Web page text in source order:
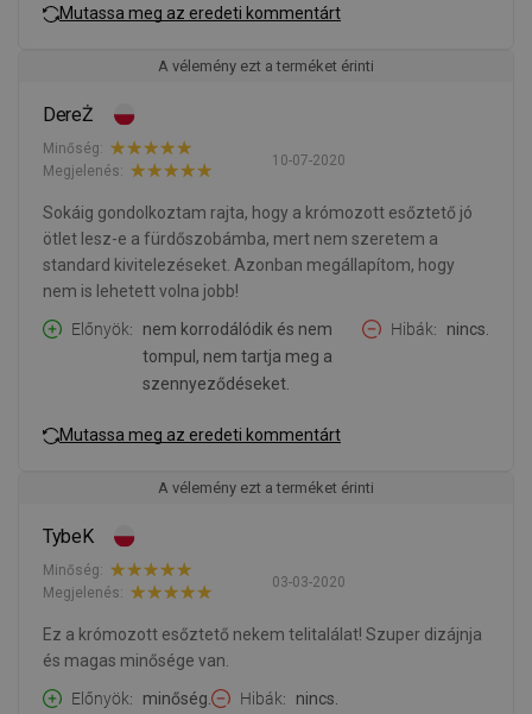
Mutassa meg az eredeti kommentárt
A vélemény ezt a terméket érinti
DereŻ
10-07-2020
Minőség:
Megjelenés:
Sokáig gondolkoztam rajta, hogy a krómozott esőztető jó
ötlet lesz-e a fürdőszobámba, mert nem szeretem a
standard kivitelezéseket. Azonban megállapítom, hogy
nem is lehetett volna jobb!
Előnyök
nem korrodálódik és nem
tompul, nem tartja meg a
szennyeződéseket.
Hibák nincs.
Mutassa meg az eredeti kommentárt
A vélemény ezt a terméket érinti
TybeK
03-03-2020
Minőség:
Megjelenés:
Ez a krómozott esőztető nekem telitalálat! Szuper dizájnja
és magas minősége van.
Előnyök
minőség. Hibák nincs.